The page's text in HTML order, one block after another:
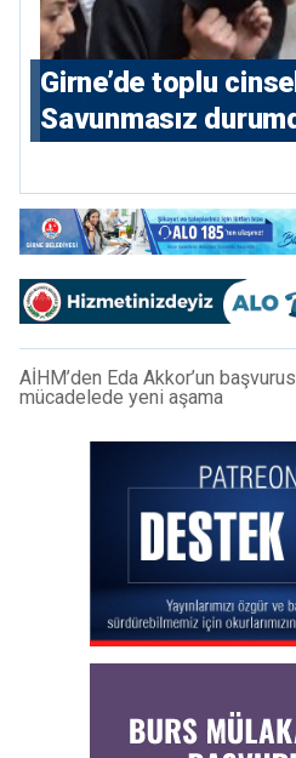
Girne’de toplu
Savunmasız
AİHM’den Eda Akkor’un
mücadelede yeni aşama